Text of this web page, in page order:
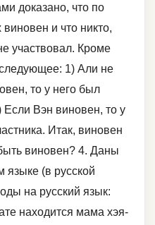
доказано, что по
и что никто,
участвовал. Кроме
следующее: 1) Aли не
то у него был
Если Вэн виновен, то у
Итак, виновен
виновен? 4. Даны
языке (в русской
на русский язык:
находится мама хэя-